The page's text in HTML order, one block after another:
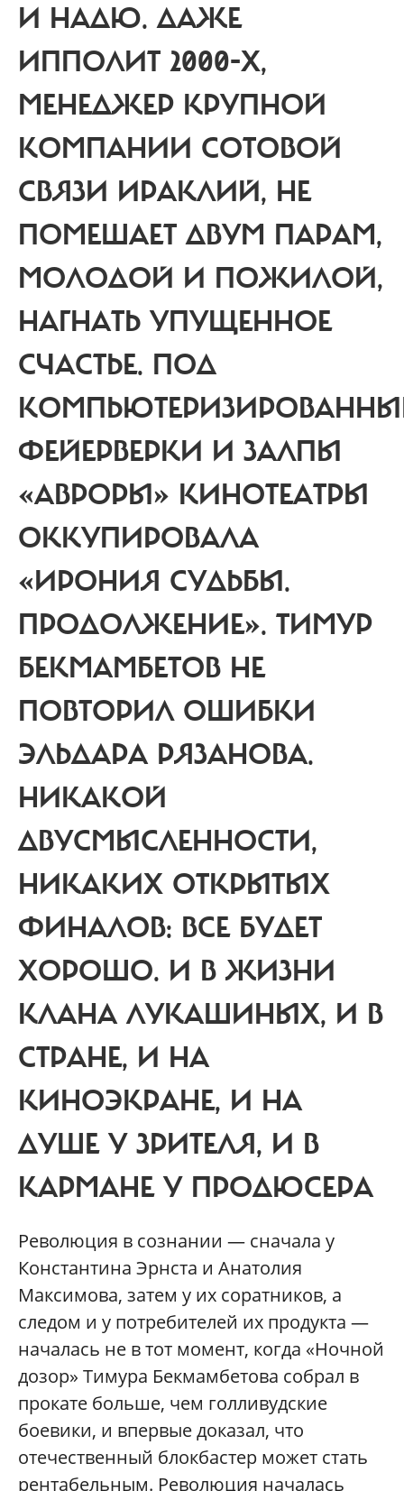
И НАДЮ. ДАЖЕ
ИППОЛИТ 2000-Х,
МЕНЕДЖЕР КРУПНОЙ
КОМПАНИИ СОТОВОЙ
СВЯЗИ ИРАКЛИЙ, НЕ
ПОМЕШАЕТ ДВУМ ПАРАМ,
МОЛОДОЙ И ПОЖИЛОЙ,
НАГНАТЬ УПУЩЕННОЕ
СЧАСТЬЕ. ПОД
ФЕЙЕРВЕРКИ И ЗАЛПЫ
«АВРОРЫ» КИНОТЕАТРЫ
ОККУПИРОВАЛА
«ИРОНИЯ СУДЬБЫ.
ПРОДОЛЖЕНИЕ». ТИМУР
БЕКМАМБЕТОВ НЕ
ПОВТОРИЛ ОШИБКИ
ЭЛЬДАРА РЯЗАНОВА.
НИКАКОЙ
ДВУСМЫСЛЕННОСТИ,
НИКАКИХ ОТКРЫТЫХ
ФИНАЛОВ: ВСЕ БУДЕТ
ХОРОШО. И В ЖИЗНИ
КЛАНА ЛУКАШИНЫХ, И В
СТРАНЕ, И НА
КИНОЭКРАНЕ, И НА
ДУШЕ У ЗРИТЕЛЯ, И В
КАРМАНЕ У ПРОДЮСЕРА
Революция в сознании — сначала у
Константина Эрнста и Анатолия
Максимова, затем у их соратников, а
следом и у потребителей их продукта —
началась не в тот момент, когда «Ночной
дозор» Тимура Бекмамбетова собрал в
прокате больше, чем голливудские
боевики, и впервые доказал, что
отечественный блокбастер может стать
рентабельным. Революция началась